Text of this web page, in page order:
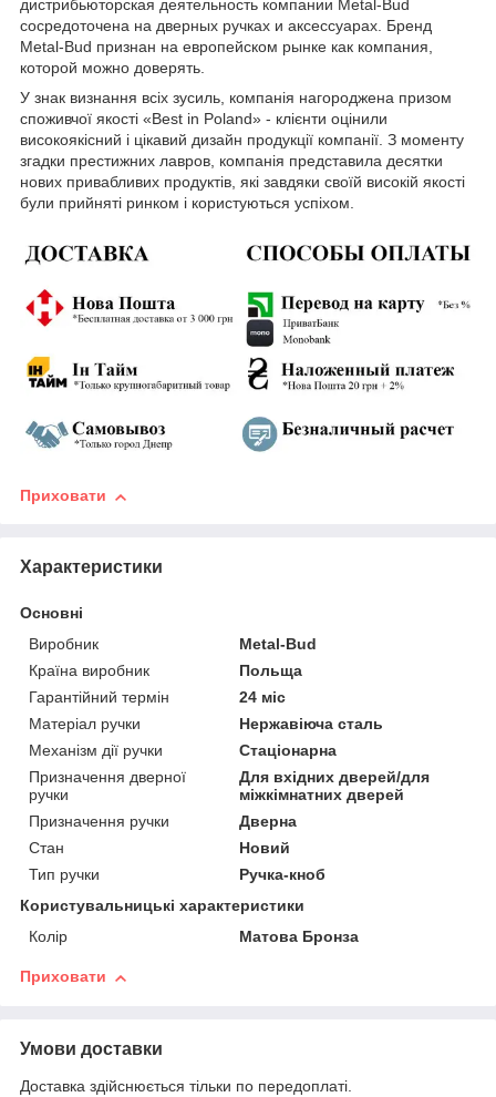
дистрибьюторская деятельность компании Metal-Bud
сосредоточена на дверных ручках и аксессуарах. Бренд
Metal-Bud признан на европейском рынке как компания,
которой можно доверять.
У знак визнання всіх зусиль, компанія нагороджена призом
споживчої якості «Best in Poland» - клієнти оцінили
високоякісний і цікавий дизайн продукції компанії. З моменту
згадки престижних лавров, компанія представила десятки
нових привабливих продуктів, які завдяки своїй високій якості
були прийняті ринком і користуються успіхом.
Приховати
Характеристики
Основні
Виробник
Metal-Bud
Країна виробник
Польща
Гарантійний термін
24 міс
Матеріал ручки
Нержавіюча сталь
Механізм дії ручки
Стаціонарна
Призначення дверної
ручки
Для вхідних дверей/для
міжкімнатних дверей
Призначення ручки
Дверна
Стан
Новий
Тип ручки
Ручка-кноб
Користувальницькі характеристики
Колір
Матова Бронза
Приховати
Умови доставки
Доставка здійснюється тільки по передоплаті.